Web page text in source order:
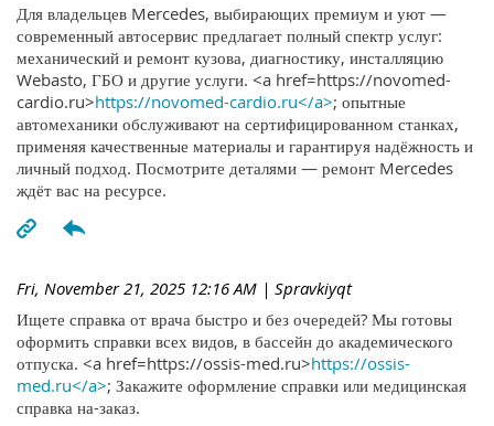
Для владельцев Mercedes, выбирающих премиум и уют —
современный автосервис предлагает полный спектр услуг:
механический и ремонт кузова, диагностику, инсталляцию
Webasto, ГБО и другие услуги. <a href=https://novomed-
cardio.ru>https://novomed-cardio.ru</a>; опытные
автомеханики обслуживают на сертифицированном станках,
применяя качественные материалы и гарантируя надёжность и
личный подход. Посмотрите деталями — ремонт Mercedes
ждёт вас на ресурсе.
Fri, November 21, 2025 12:16 AM | Spravkiyqt
Ищете справка от врача быстро и без очередей? Мы готовы
оформить справки всех видов, в бассейн до академического
отпуска. <a href=https://ossis-med.ru>https://ossis-
med.ru</a>; Закажите оформление справки или медицинская
справка на-заказ.